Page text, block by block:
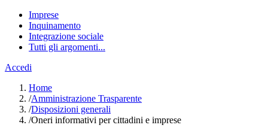
Imprese
Inquinamento
Integrazione sociale
Tutti gli argomenti...
Accedi
Home
/Amministrazione Trasparente
/Disposizioni generali
/Oneri informativi per cittadini e imprese